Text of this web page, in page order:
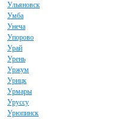
Ульяновск
Умба
Унеча
Упорово
Урай
Урень
Уржум
Урицк
Урмары
Уруссу
Урюпинск